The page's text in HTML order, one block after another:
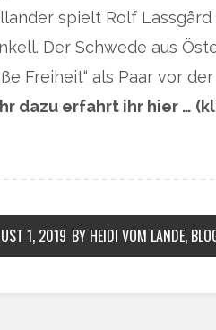
spielt Rolf
Der Schwede aus
Freiheit“ als Paar vor
dazu erfahrt ihr hier …
1, 2019 BY HEIDI VOM LANDE,